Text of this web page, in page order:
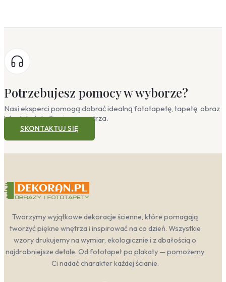
Potrzebujesz pomocy w wyborze?
Nasi eksperci pomogą dobrać idealną fototapetę, tapetę, obraz
lub plakat do Twojego wnętrza.
SKONTAKTUJ SIĘ
Tworzymy wyjątkowe dekoracje ścienne, które pomagają
tworzyć piękne wnętrza i inspirować na co dzień. Wszystkie
wzory drukujemy na wymiar, ekologicznie i z dbałością o
najdrobniejsze detale. Od fototapet po plakaty — pomożemy
Ci nadać charakter każdej ścianie.